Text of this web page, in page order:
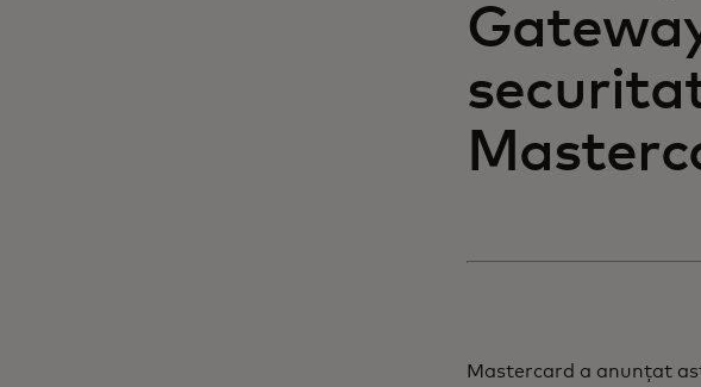
Mastercard a anunțat